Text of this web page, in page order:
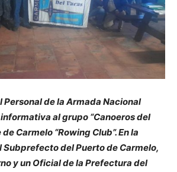
de la Armada Nacional
al grupo “Canoeros del
de Carmelo “Rowing Club”. En la
del Puerto de Carmelo,
y un Oficial de la Prefectura del